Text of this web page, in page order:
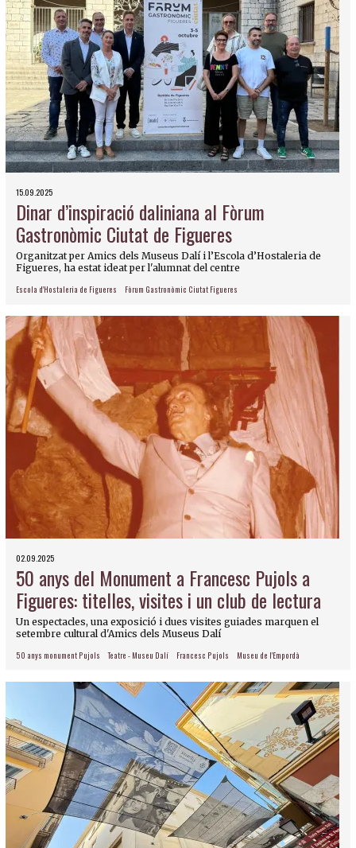
15.09.2025
Dinar d’inspiració daliniana al Fòrum
Gastronòmic Ciutat de Figueres
Organitzat per Amics dels Museus Dalí i l’Escola d’Hostaleria de
Figueres, ha estat ideat per l'alumnat del centre
Escola d'Hostaleria de Figueres Fòrum Gastronòmic Ciutat Figueres
02.09.2025
50 anys del Monument a Francesc Pujols a
Figueres: titelles, visites i un club de lectura
Un espectacles, una exposició i dues visites guiades marquen el
setembre cultural d'Amics dels Museus Dalí
50 anys monument Pujols Teatre - Museu Dalí Francesc Pujols Museu de l'Empordà